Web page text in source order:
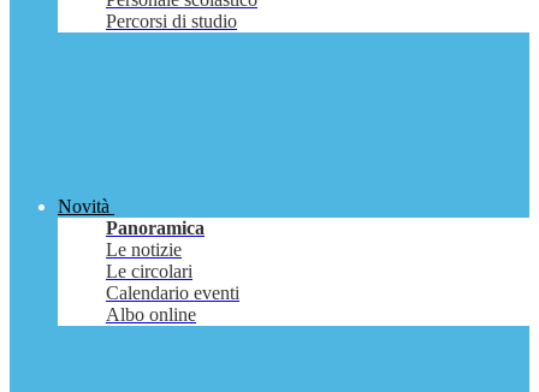
Percorsi di studio
Novità
Panoramica
Le notizie
Le circolari
Calendario eventi
Albo online